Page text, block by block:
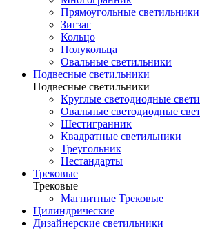
Прямоугольные светильники
Зигзаг
Кольцо
Полукольца
Овальные светильники
Подвесные светильники
Подвесные светильники
Круглые светодиодные
Овальные светодиодные
Шестигранник
Квадратные светильники
Треугольник
Нестандарты
Трековые
Трековые
Магнитные Трековые
Цилиндрические
Дизайнерские светильники